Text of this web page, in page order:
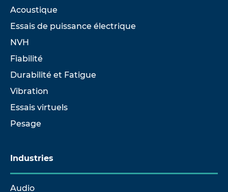
Acoustique
Essais de puissance électrique
NVH
Fiabilité
Durabilité et Fatigue
Vibration
Essais virtuels
Pesage
Industries
Audio